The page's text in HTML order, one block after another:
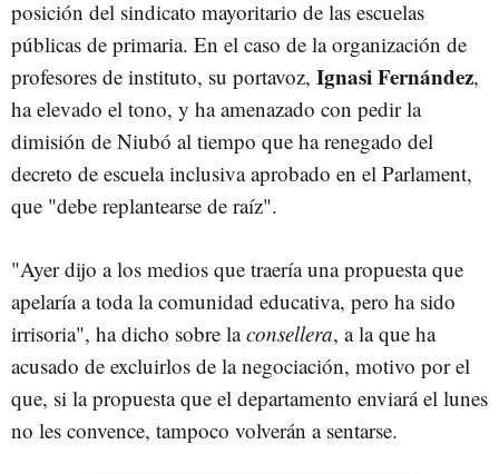
posición del sindicato mayoritario de las escuelas
públicas de primaria. En el caso de la organización de
profesores de instituto, su portavoz, Ignasi Fernández,
ha elevado el tono, y ha amenazado con pedir la
dimisión de Niubó al tiempo que ha renegado del
decreto de escuela inclusiva aprobado en el Parlament,
que "debe replantearse de raíz".
"Ayer dijo a los medios que traería una propuesta que
apelaría a toda la comunidad educativa, pero ha sido
irrisoria", ha dicho sobre laconsellera, a la que ha
acusado de excluirlos de la negociación, motivo por el
que, si la propuesta que el departamento enviará el lunes
no les convence, tampoco volverán a sentarse.